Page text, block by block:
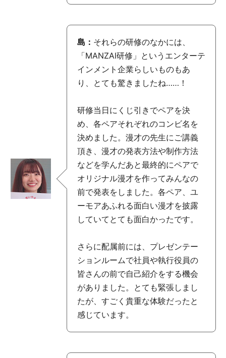
島： それらの研修のなかには、
「MANZAI研修」というエンターテ
インメント企業らしいものもあ
り、とても驚きましたね……！
研修当日にくじ引きでペアを決
め、各ペアそれぞれのコンビ名を
決めました。漫才の先生にご講義
頂き、漫才の発表方法や制作方法
などを学んだあと最終的にペアで
オリジナル漫才を作ってみんなの
前で発表をしました。各ペア、ユ
ーモアあふれる面白い漫才を披露
していてとても面白かったです。
さらに配属前には、プレゼンテー
ションルームで社員や執行役員の
皆さんの前で自己紹介をする機会
がありました。とても緊張しまし
たが、すごく貴重な体験だったと
感じています。